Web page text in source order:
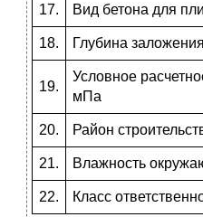
17. Вид бетона для
18. Глубина
19.
Условное
мПа
20. Район
21. Влажность
22. Класс